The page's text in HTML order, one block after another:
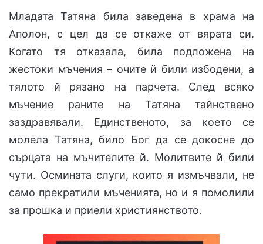
Младата Татяна била заведена в храма на
Аполон, с цел да се откаже от вярата си.
Когато тя отказала, била подложена на
жестоки мъчения – очите й били избодени, а
тялото й рязано на парчета. След всяко
мъчение раните на Татяна тайнствено
заздравявали. Единственото, за което се
молела Татяна, било Бог да се докосне до
сърцата на мъчителите й. Молитвите й били
чути. Осмината слуги, които я измъчвали, не
само прекратили мъченията, но и я помолили
за прошка и приели християнството.